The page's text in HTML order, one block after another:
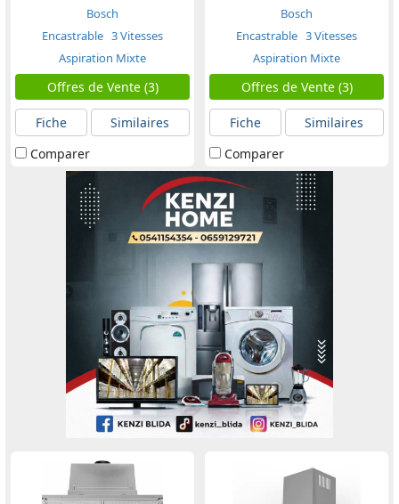
Bosch
Encastrable 3 Vitesses
Aspiration Mixte
Offres de Vente (3)
Fiche
Similaires
Comparer
Bosch
Encastrable 3 Vitesses
Aspiration Mixte
Offres de Vente (3)
Fiche
Similaires
Comparer